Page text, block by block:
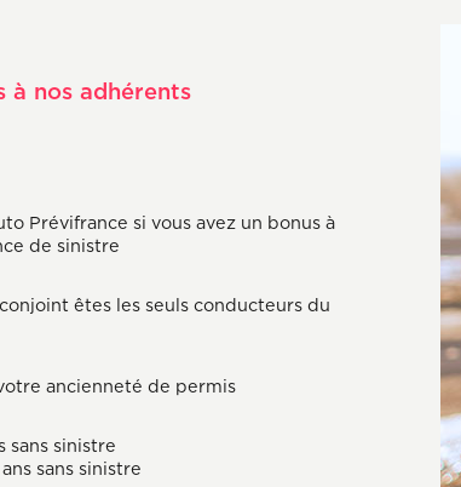
Axeptio consent
à nos adhérents
Prévifrance si vous avez un bonus à
de sinistre
êtes les seuls conducteurs du
ancienneté de permis
sans sinistre
sans sinistre